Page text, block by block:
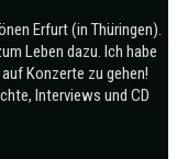
Erfurt (in Thüringen).
Leben dazu. Ich habe
Konzerte zu gehen!
Interviews und CD